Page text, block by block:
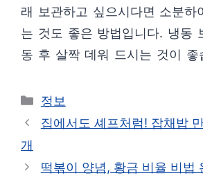
래 보관하고 싶으시다면 소분하
는 것도 좋은 방법입니다. 냉동
동 후 살짝 데워 드시는 것이 좋
카
테
정보
집에서도 셰프처럼! 잡채밥
개
떡볶이 양념, 황금 비율 비법